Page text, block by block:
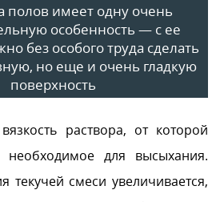
полов имеет одну очень
особенность — с ее
без особого труда сделать
но еще и очень гладкую
поверхность
раствора, от которой
необходимое для высыхания.
текучей смеси увеличивается,